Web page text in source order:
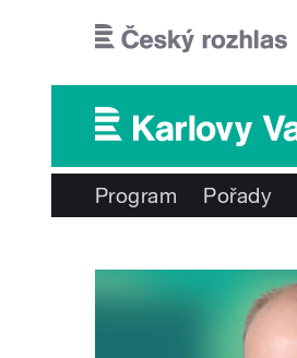
Program Pořady